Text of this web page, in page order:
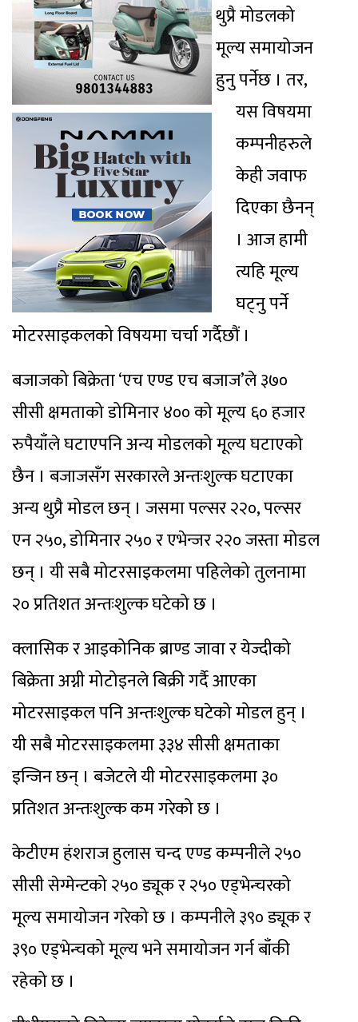
थुप्रै मोडलको
मूल्य समायोजन
हुनु पर्नेछ । तर,
यस विषयमा
कम्पनीहरुले
केही जवाफ
दिएका छैनन्
। आज हामी
त्यहि मूल्य
घट्नु पर्ने
मोटरसाइकलको विषयमा चर्चा गर्दैछौं ।
बजाजको बिक्रेता ‘एच एण्ड एच बजाज’ले ३७०
सीसी क्षमताको डोमिनार ४०० को मूल्य ६० हजार
रुपैयाँले घटाएपनि अन्य मोडलको मूल्य घटाएको
छैन । बजाजसँग सरकारले अन्तःशुल्क घटाएका
अन्य थुप्रै मोडल छन् । जसमा पल्सर २२०, पल्सर
एन २५०, डोमिनार २५० र एभेन्जर २२० जस्ता मोडल
छन् । यी सबै मोटरसाइकलमा पहिलेको तुलनामा
२० प्रतिशत अन्तःशुल्क घटेको छ ।
क्लासिक र आइकोनिक ब्राण्ड जावा र येज्दीको
बिक्रेता अग्नी मोटोइनले बिक्री गर्दै आएका
मोटरसाइकल पनि अन्तःशुल्क घटेको मोडल हुन् ।
यी सबै मोटरसाइकलमा ३३४ सीसी क्षमताका
इन्जिन छन् । बजेटले यी मोटरसाइकलमा ३०
प्रतिशत अन्तःशुल्क कम गरेको छ ।
केटीएम हंशराज हुलास चन्द एण्ड कम्पनीले २५०
सीसी सेग्मेन्टको २५० ड्यूक र २५० एड्भेन्चरको
मूल्य समायोजन गरेको छ । कम्पनीले ३९० ड्यूक र
३९० एड्भेन्चको मूल्य भने समायोजन गर्न बाँकी
रहेको छ ।